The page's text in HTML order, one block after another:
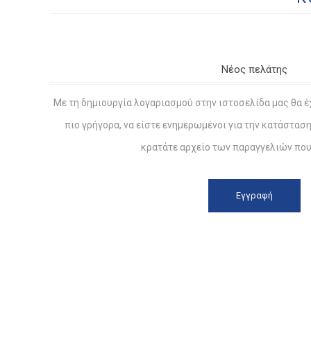
Νέος πελάτης
Με τη δημιουργία λογαριασμού στην ιστοσελίδα μας θα
πιο γρήγορα, να είστε ενημερωμένοι για την
κρατάτε αρχείο των παραγγελιών που